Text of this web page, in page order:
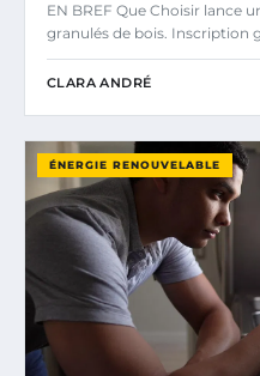
EN BREF Que Choisir lance
granulés de bois. Inscription
CLARA ANDRÉ
ÉNERGIE RENOUVELABLE